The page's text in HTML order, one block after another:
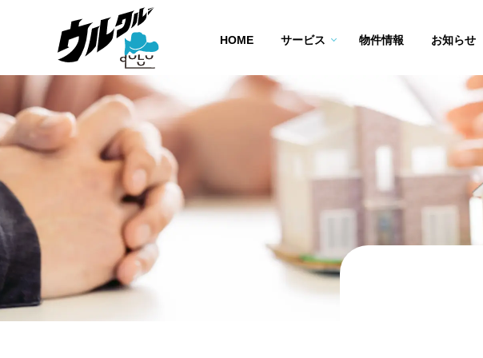
HOME サービス 物件情報 お知らせ